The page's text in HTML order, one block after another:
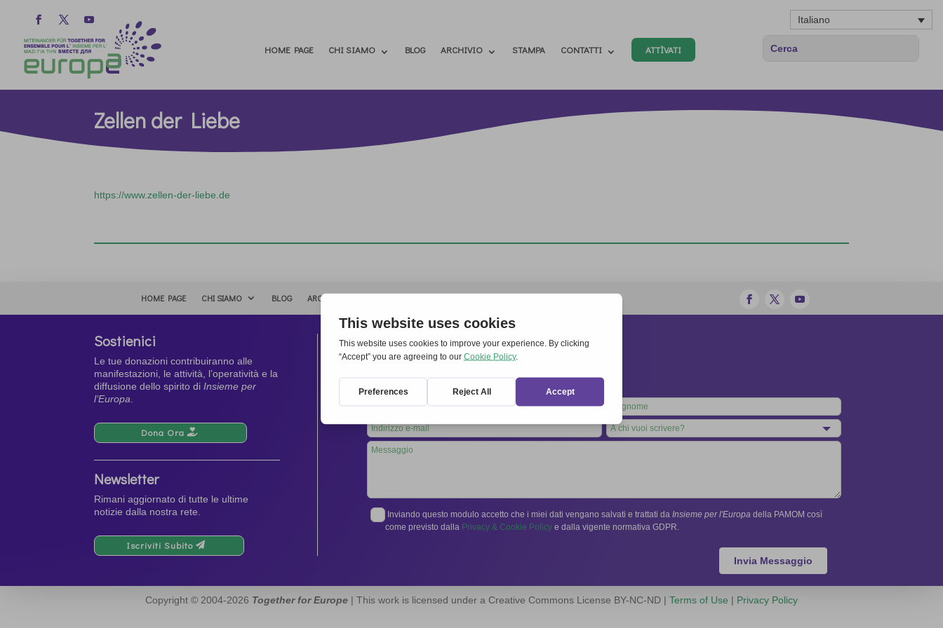
Italiano
HOME PAGE CHI SIAMO BLOG ARCHIVIO STAMPA CONTATTI ATTÌVATI
Zellen der Liebe
https://www.zellen-der-liebe.de
HOME PAGE CHI SIAMO BLOG ARCHIVIO
Sostienici
Le tue donazioni contribuiranno alle
manifestazioni, le attività, l’operatività e la
diffusione dello spirito diInsieme per
l’Europa
Dona Ora
Newsletter
Rimani aggiornato di tutte le ultime
notizie dalla nostra rete.
Iscriviti Subito
Contatti
Segreteria Internazionale:
06 94798302
field
blank
Inviando questo modulo accetto che i miei dati vengano salvati e trattati daInsieme per l'Europa della PAMOM così
come previsto dalla Privacy & Cookie Policye dalla vigente normativa GDPR.
Invia Messaggio
Copyright © 2004-2026 Together for Europe | This work is licensed under a Creative Commons License BY-NC-ND | Terms of Use | Privacy Policy